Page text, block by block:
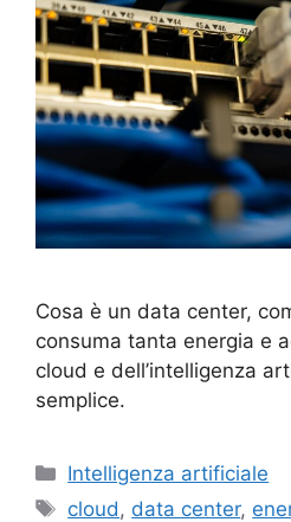
Cosa è un data center,
consuma tanta energia e
cloud e dell’intelligenza
semplice.
Categorie
Intelligenza artificiale
Tag
cloud , data center,